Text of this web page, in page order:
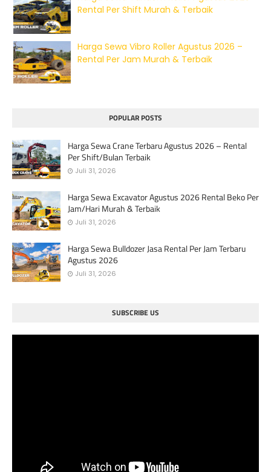
Rental Per Shift Murah & Terbaik
Harga Sewa Vibro Roller Agustus 2026 –
Rental Per Jam Murah & Terbaik
POPULAR POSTS
Harga Sewa Crane Terbaru Agustus 2026 – Rental
Per Shift/Bulan Terbaik
Juli 31, 2026
Harga Sewa Excavator Agustus 2026 Rental Beko Per
Jam/Hari Murah & Terbaik
Juli 31, 2026
Harga Sewa Bulldozer Jasa Rental Per Jam Terbaru
Agustus 2026
Juli 31, 2026
SUBSCRIBE US